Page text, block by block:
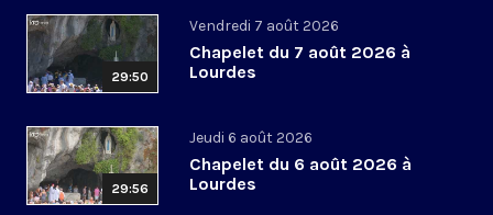
29:50
Vendredi 7 août 2026
Chapelet du 7 août 2026 à
Lourdes
29:56
Jeudi 6 août 2026
Chapelet du 6 août 2026 à
Lourdes